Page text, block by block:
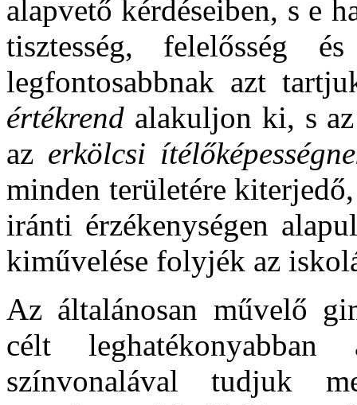
alapvető kérdéseiben, s e
tisztesség, felelősség
legfontosabbnak azt
értékrend alakuljon ki, s
az erkölcsi
minden területére
iránti érzékenységen
kiművelése folyjék az
Az általánosan művelő
célt
színvonalával tudjuk